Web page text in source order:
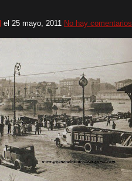
el 25 mayo, 2011 No hay comentarios